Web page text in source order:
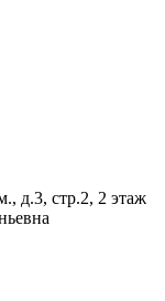
д.3, стр.2, 2 этаж